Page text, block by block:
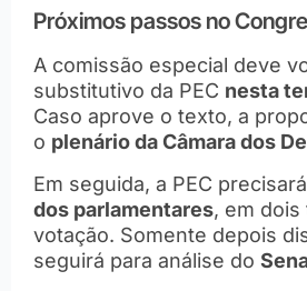
Próximos passos no
A comissão especial deve
substitutivo da PEC nesta
Caso aprove o texto, a
o plenário da Câmara dos
Em seguida, a PEC
dos parlamentares, em
votação. Somente depois
seguirá para análise do